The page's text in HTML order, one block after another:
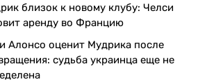
близок к новому клубу: Челси
аренду во Францию
Алонсо оценит Мудрика после
судьба украинца еще не